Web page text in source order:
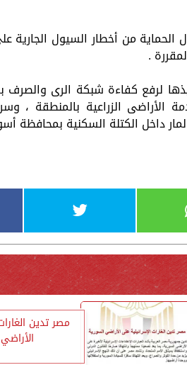
من أخطار السيول الجارية
.
لرفع كفاءة شبكة الرى
الزراعية بالمنطقة ،
داخل الكتلة السكنية بمحافظة
مصر تدين